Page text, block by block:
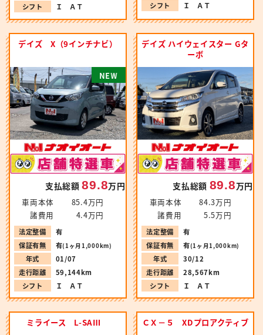
シフト
Ｉ ＡＴ
シフト
Ｉ ＡＴ
デイズ X（9インチナビ）
N W
支払総額89.8万円
車両本体
85.4万円
諸費用
4.4万円
法定整備
有
保証有無
有(1ヶ月1,000km)
年式
01/07
走行距離
59,144km
シフト
Ｉ ＡＴ
デイズ ハイウェイスター Gタ
ーボ
支払総額 89.8万円
車両本体
84.3万円
諸費用
5.5万円
法定整備
有
保証有無
有(1ヶ月1,000km)
年式
30/12
走行距離
28,567km
シフト
Ｉ ＡＴ
ミライース L-SAⅢ ＣＸ－５ XDプロアクティブ